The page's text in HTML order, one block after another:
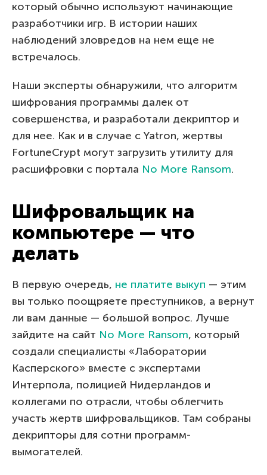
который обычно используют начинающие
разработчики игр. В истории наших
наблюдений зловредов на нем еще не
встречалось.
Наши эксперты обнаружили, что алгоритм
шифрования программы далек от
совершенства, и разработали декриптор и
для нее. Как и в случае с Yatron, жертвы
FortuneCrypt могут загрузить утилиту для
расшифровки с портала No More Ransom.
Шифровальщик на
компьютере — что
делать
В первую очередь, не платите выкуп — этим
вы только поощряете преступников, а вернут
ли вам данные — большой вопрос. Лучше
зайдите на сайт No More Ransom, который
создали специалисты «Лаборатории
Касперского» вместе с экспертами
Интерпола, полицией Нидерландов и
коллегами по отрасли, чтобы облегчить
участь жертв шифровальщиков. Там собраны
декрипторы для сотни программ-
вымогателей.